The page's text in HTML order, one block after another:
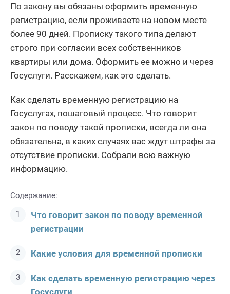
По закону вы обязаны оформить временную
регистрацию, если проживаете на новом месте
более 90 дней. Прописку такого типа делают
строго при согласии всех собственников
квартиры или дома. Оформить ее можно и через
Госуслуги. Расскажем, как это сделать.
Как сделать временную регистрацию на
Госуслугах, пошаговый процесс. Что говорит
закон по поводу такой прописки, всегда ли она
обязательна, в каких случаях вас ждут штрафы за
отсутствие прописки. Собрали всю важную
информацию.
Содержание:
Что говорит закон по поводу временной
регистрации
Какие условия для временной прописки
Как сделать временную регистрацию через
Госуслуги